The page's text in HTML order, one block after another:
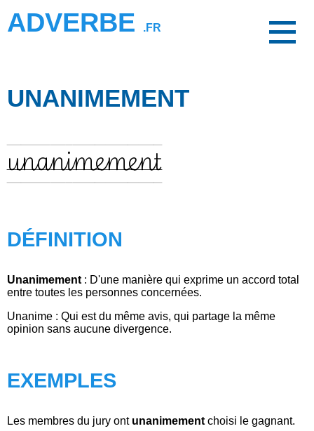
ADVERBE .FR
UNANIMEMENT
unanimement
DÉFINITION
Unanimement : D'une manière qui exprime un accord total
entre toutes les personnes concernées.
Unanime : Qui est du même avis, qui partage la même
opinion sans aucune divergence.
EXEMPLES
Les membres du jury ont unanimement choisi le gagnant.